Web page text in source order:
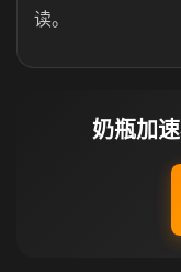
读。
奶瓶加